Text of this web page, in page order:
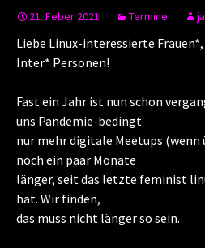
21. Feber 2021 Termine
Liebe Linux-interessierte
Inter* Personen!
Fast ein Jahr ist nun schon
uns Pandemie-bedingt
nur mehr digitale Meetups (wenn
noch ein paar Monate
länger, seit das letzte feminist
hat. Wir finden,
das muss nicht länger so sein.